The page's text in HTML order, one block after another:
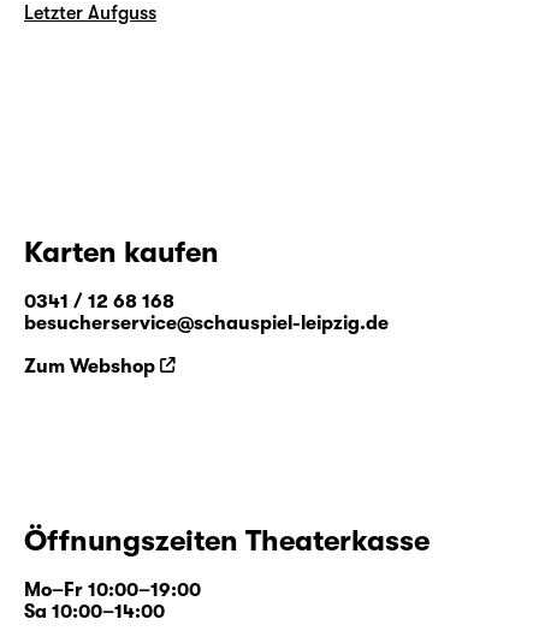
Letzter Aufguss
Karten kaufen
0341 / 12 68 168
besucherservice@schauspiel-leipzig.de
Zum Webshop
Öffnungszeiten Theaterkasse
Mo–Fr 10:00–19:00
Sa 10:00–14:00